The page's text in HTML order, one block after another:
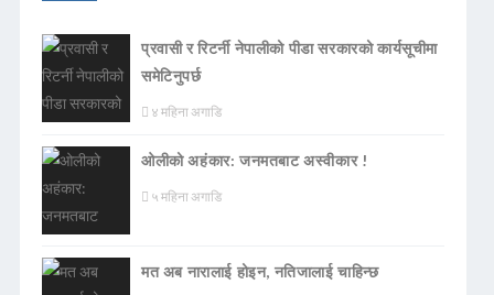
प्रवासी र रिटर्नी नेपालीको पीडा सरकारको कार्यसूचीमा
समेटिनुपर्छ
४ महिना अगाडि
ओलीको अहंकार: जनमतबाट अस्वीकार !
५ महिना अगाडि
मत अब नारालाई होइन, नतिजालाई चाहिन्छ